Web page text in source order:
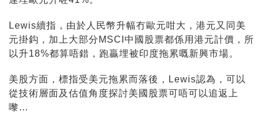
Lewis續指，由於人民幣升幅冇歐元咁大，港元又同美
元掛鈎，加上大部分MSCI中國股票都係用港元計價，所
以升18%都算唔錯，跑贏埋被印度拖累嘅新興市場。
美股方面，標指受美元拖累而落後，Lewis認為，可以
從技術層面及估值角度探討美國股票可唔可以追返上
嚟…